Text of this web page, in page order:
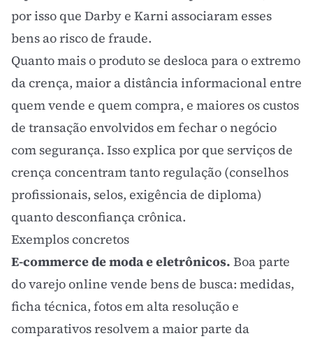
por isso que Darby e Karni associaram esses
bens ao risco de fraude.
Quanto mais o produto se desloca para o extremo
da crença, maior a distância informacional entre
quem vende e quem compra, e maiores oscustos
de transaçãoenvolvidos em fechar o negócio
com segurança. Isso explica por que serviços de
crença concentram tanto regulação (conselhos
profissionais, selos, exigência de diploma)
quanto desconfiança crônica.
Exemplos concretos
E-commerce de moda e eletrônicos. Boa parte
do varejo online vende bens de busca: medidas,
ficha técnica, fotos em alta resolução e
comparativos resolvem a maior parte da